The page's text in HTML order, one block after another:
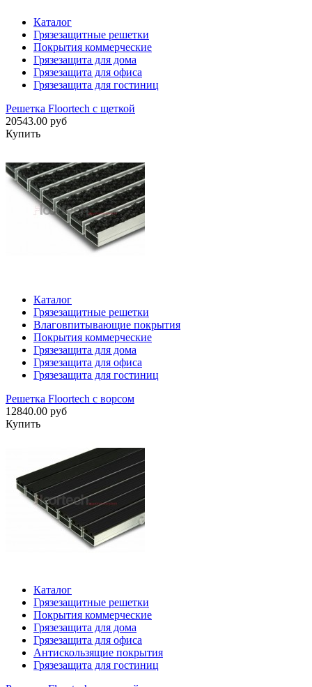
Каталог
Грязезащитные решетки
Покрытия коммерческие
Грязезащита для дома
Грязезащита для офиса
Грязезащита для гостиниц
Решетка Floortech с щеткой
20543.00 руб
Купить
Каталог
Грязезащитные решетки
Влаговпитывающие покрытия
Покрытия коммерческие
Грязезащита для дома
Грязезащита для офиса
Грязезащита для гостиниц
Решетка Floortech с ворсом
12840.00 руб
Купить
Каталог
Грязезащитные решетки
Покрытия коммерческие
Грязезащита для дома
Грязезащита для офиса
Антискользящие покрытия
Грязезащита для гостиниц